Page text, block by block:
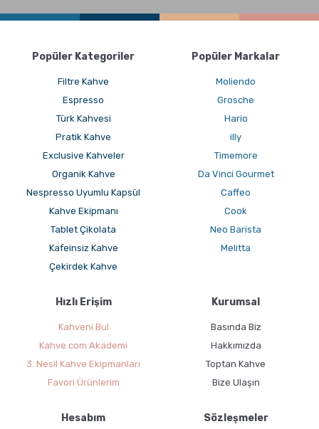
Popüler Kategoriler
Filtre Kahve
Espresso
Türk Kahvesi
Pratik Kahve
Exclusive Kahveler
Organik Kahve
Nespresso Uyumlu Kapsül
Kahve Ekipmanı
Tablet Çikolata
Kafeinsiz Kahve
Çekirdek Kahve
Popüler Markalar
Moliendo
Grosche
Hario
illy
Timemore
Da Vinci Gourmet
Caffeo
Cook
Neo Barista
Melitta
Hızlı Erişim
Kahveni Bul
Kahve.com Akademi
3. Nesil Kahve Ekipmanları
Favori Ürünlerim
Kurumsal
Basında Biz
Hakkımızda
Toptan Kahve
Bize Ulaşın
Hesabım Sözleşmeler